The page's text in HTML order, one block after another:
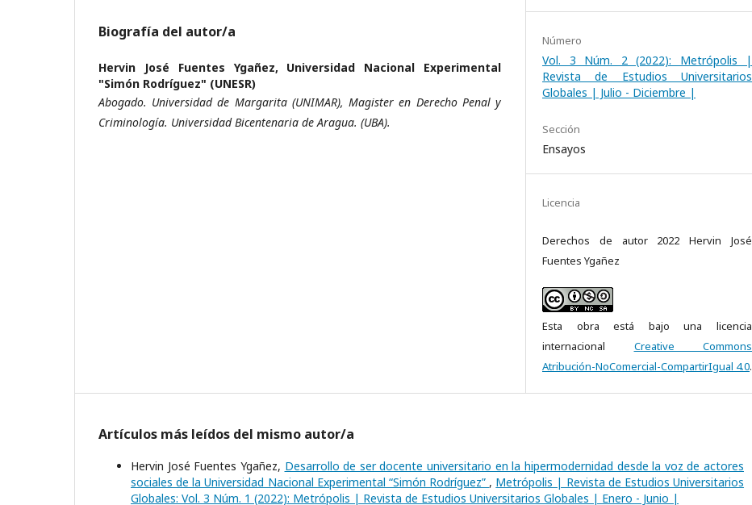
Biografía del autor/a
Hervin José Fuentes Ygañez, Universidad Nacional Experimental
"Simón Rodríguez" (UNESR)
Abogado. Universidad de Margarita (UNIMAR), Magister en Derecho Penal y
Criminología. Universidad Bicentenaria de Aragua. (UBA).
Número
Vol. 3 Núm. 2 (2022): Metrópolis |
Revista de Estudios Universitarios
Globales | Julio - Diciembre |
Sección
Ensayos
Licencia
Derechos de autor 2022 Hervin José
Fuentes Ygañez
Esta obra está bajo una licencia
internacional Creative Commons
Atribución-NoComercial-CompartirIgual 4.0.
Artículos más leídos del mismo autor/a
Hervin José Fuentes Ygañez, Desarrollo de ser docente universitario en la hipermodernidad desde la voz de actores
sociales de la Universidad Nacional Experimental “Simón Rodríguez” , Metrópolis | Revista de Estudios Universitarios
Globales: Vol. 3 Núm. 1 (2022): Metrópolis | Revista de Estudios Universitarios Globales | Enero - Junio |